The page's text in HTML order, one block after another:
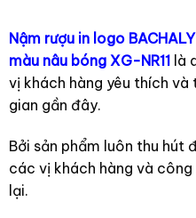
Nậm rượu in logo
màu nâu bóng XG-NR11 là
vị khách hàng yêu thích
gian gần đây.
Bởi sản phẩm luôn thu hút
các vị khách hàng và
lại.